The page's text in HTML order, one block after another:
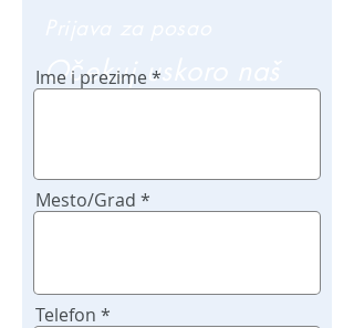
Očekuj uskoro naš
Ime i prezime
Mesto/Grad
Telefon